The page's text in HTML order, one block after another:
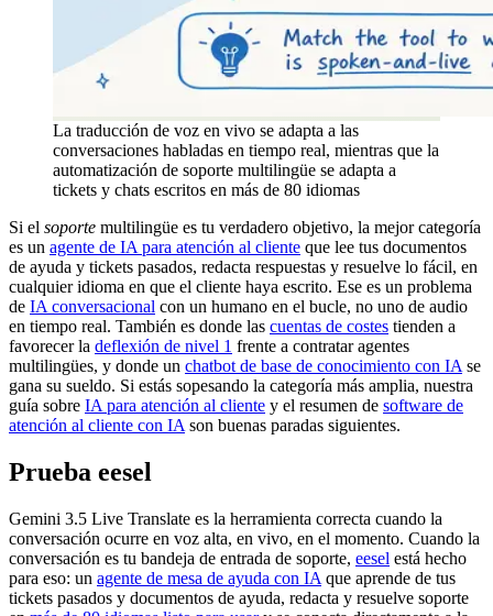
La traducción de voz en vivo se adapta a las
conversaciones habladas en tiempo real, mientras que la
automatización de soporte multilingüe se adapta a
tickets y chats escritos en más de 80 idiomas
Si el soporte multilingüe es tu verdadero objetivo, la mejor categoría
es un agente de IA para atención al cliente que lee tus documentos
de ayuda y tickets pasados, redacta respuestas y resuelve lo fácil, en
cualquier idioma en que el cliente haya escrito. Ese es un problema
de IA conversacional con un humano en el bucle, no uno de audio
en tiempo real. También es donde las cuentas de costes tienden a
favorecer la deflexión de nivel 1 frente a contratar agentes
multilingües, y donde un chatbot de base de conocimiento con IA se
gana su sueldo. Si estás sopesando la categoría más amplia, nuestra
guía sobre IA para atención al cliente y el resumen de software de
atención al cliente con IA son buenas paradas siguientes.
Prueba eesel
Gemini 3.5 Live Translate es la herramienta correcta cuando la
conversación ocurre en voz alta, en vivo, en el momento. Cuando la
conversación es tu bandeja de entrada de soporte, eesel está hecho
para eso: un agente de mesa de ayuda con IA que aprende de tus
tickets pasados y documentos de ayuda, redacta y resuelve soporte